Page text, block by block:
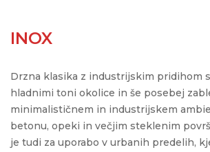
INOX
Drzna klasika z industrijskim pridihom
hladnimi toni okolice in še posebej
minimalističnem in industrijskem
betonu, opeki in večjim steklenim
je tudi za uporabo v urbanih predelih,